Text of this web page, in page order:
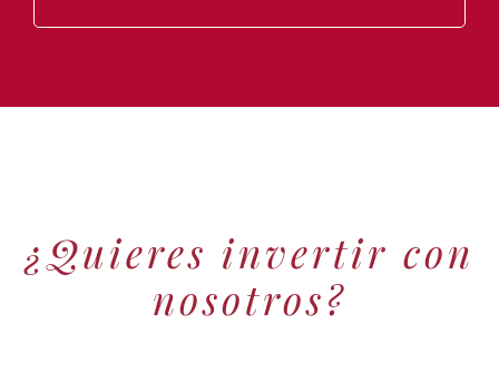
¿Quieres invertir con
nosotros?